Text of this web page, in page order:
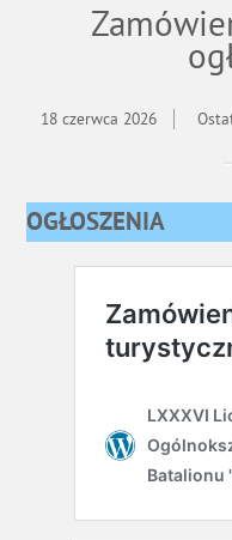
18 czerwca 2026
OGŁOSZENIA